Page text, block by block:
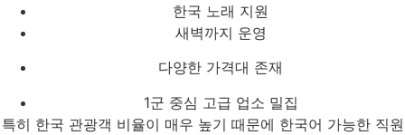
한국 노래 지원
새벽까지 운영
다양한 가격대 존재
1군 중심 고급 업소 밀집
특히 한국 관광객 비율이 매우 높기 때문에 한국어 가능한 직원